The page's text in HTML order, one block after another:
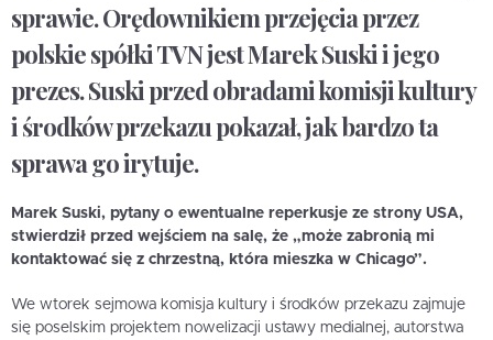
sprawie. Orędownikiem przejęcia przez
polskie spółki TVN jest Marek Suski i jego
prezes. Suski przed obradami komisji kultury
i środków przekazu pokazał, jak bardzo ta
sprawa go irytuje.
Marek Suski, pytany o ewentualne reperkusje ze strony USA,
stwierdził przed wejściem na salę, że „może zabronią mi
kontaktować się z chrzestną, która mieszka w Chicago”.
We wtorek sejmowa komisja kultury i środków przekazu zajmuje
się poselskim projektem nowelizacji ustawy medialnej, autorstwa